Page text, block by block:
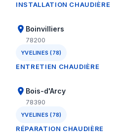
INSTALLATION CHAUDIÈRE
Boinvilliers
78200
YVELINES (78)
ENTRETIEN CHAUDIÈRE
Bois-d'Arcy
78390
YVELINES (78)
RÉPARATION CHAUDIÈRE